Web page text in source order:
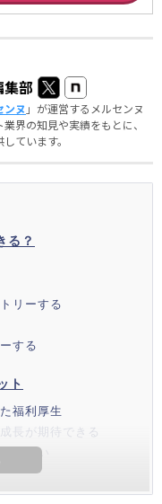
部
ンヌ 」が運営するメルセンヌ
界の知見や実績をもとに、
ています。
る？
リーする
する
ト
福利厚生
長が期待できる
やすい